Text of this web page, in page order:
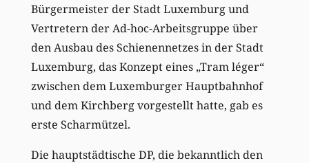
Bürgermeister der Stadt Luxemburg und
Vertretern der Ad-hoc-Arbeitsgruppe über
den Ausbau des Schienennetzes in der Stadt
Luxemburg, das Konzept eines „Tram léger“
zwischen dem Luxemburger Hauptbahnhof
und dem Kirchberg vorgestellt hatte, gab es
erste Scharmützel.
Die hauptstädtische DP, die bekanntlich den